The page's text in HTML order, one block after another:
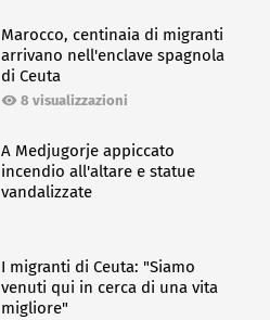
Marocco, centinaia di migranti
arrivano nell'enclave spagnola
di Ceuta
8 visualizzazioni
A Medjugorje appiccato
incendio all'altare e statue
vandalizzate
I migranti di Ceuta: "Siamo
venuti qui in cerca di una vita
migliore"